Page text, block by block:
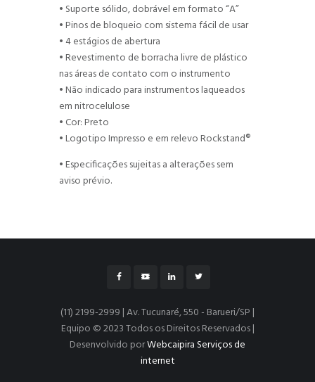
• Suporte sólido, dobrável em formato “A”
• Pinos de bloqueio com sistema fácil de usar
• 4 estágios de abertura
• Revestimento de borracha livre de plástico
nas áreas de contato com o instrumento
• Não indicado para instrumentos laqueados
em nitrocelulose
• Cor: Preto
• Logotipo Impresso e em relevo Rockstand®
• Especificações sujeitas a alterações sem
aviso prévio.
(11) 2199-2999 | Av. Tucunaré, 550 - Barueri/SP |
Equipo © 2023 Todos os Direitos Reservados |
Desenvolvido porWebcaipira Serviços de
internet